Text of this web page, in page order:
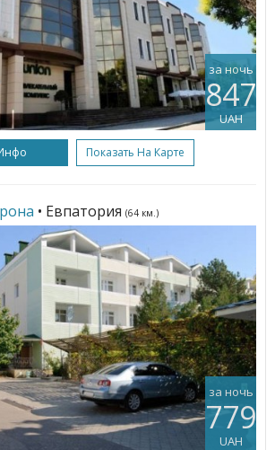
за ночь
847
UAH
Показать На Карте
• Евпатория (64 км.)
за ночь
779
UAH